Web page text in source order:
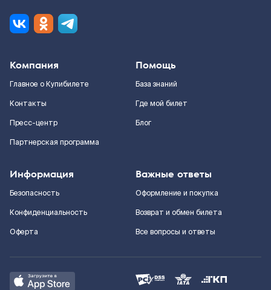
Компания
Главное о Купибилете
Контакты
Пресс-центр
Партнерская программа
Помощь
База знаний
Где мой билет
Блог
Информация
Безопасность
Конфиденциальность
Оферта
Важные ответы
Оформление и покупка
Возврат и обмен билета
Все вопросы и ответы